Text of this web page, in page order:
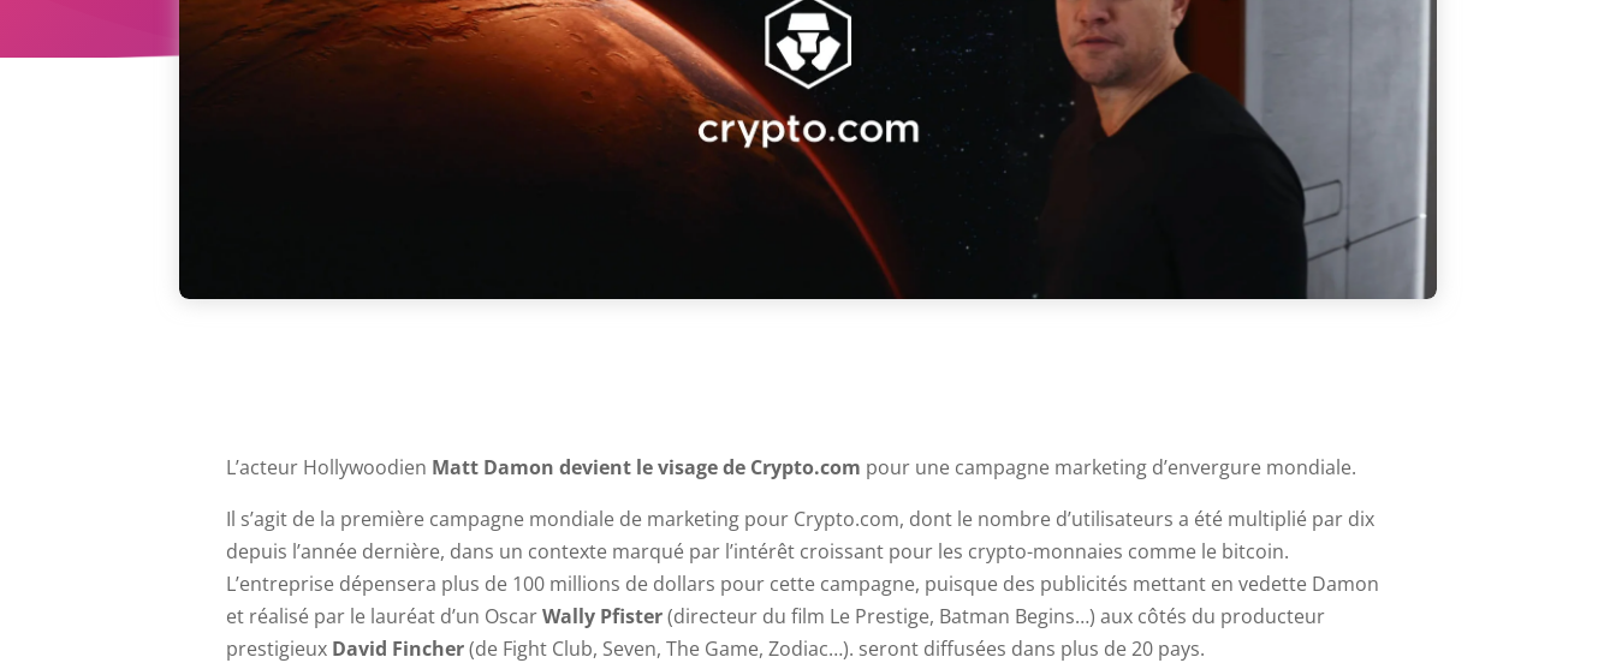
L’acteur Hollywoodien Matt Damon devient le visage de Crypto.com pour une campagne marketing d’envergure mondiale.
Il s’agit de la première campagne mondiale de marketing pour Crypto.com, dont le nombre d’utilisateurs a été multiplié par dix
depuis l’année dernière, dans un contexte marqué par l’intérêt croissant pour les crypto-monnaies comme le bitcoin.
L’entreprise dépensera plus de 100 millions de dollars pour cette campagne, puisque des publicités mettant en vedette Damon
et réalisé par le lauréat d’un OscarWally Pfister(directeur du film Le Prestige, Batman Begins…) aux côtés du producteur
prestigieux David Fincher(de Fight Club, Seven, The Game, Zodiac…). seront diffusées dans plus de 20 pays.